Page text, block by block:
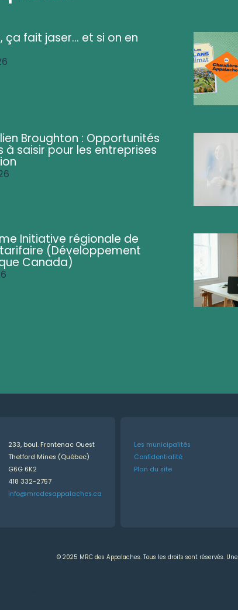
ça fait jaser... et si on en
Broughton : Opportunités
à saisir pour les entreprises
Initiative régionale de
(Développement
Canada)
233, boul. Frontenac Ouest
Thetford Mines (Québec)
G6G 6K2
418 332-2757
info@mrcdesappalaches.ca
Les municipalités
Confidentialité
Plan du site
© 2025 MRC des Appalaches. Tous les droits sont réservés.